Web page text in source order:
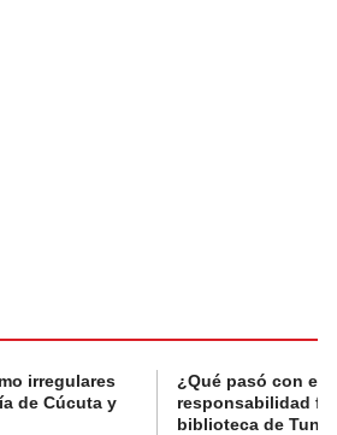
irregulares
de Cúcuta y
¿Qué pasó con el
responsabilidad
biblioteca de